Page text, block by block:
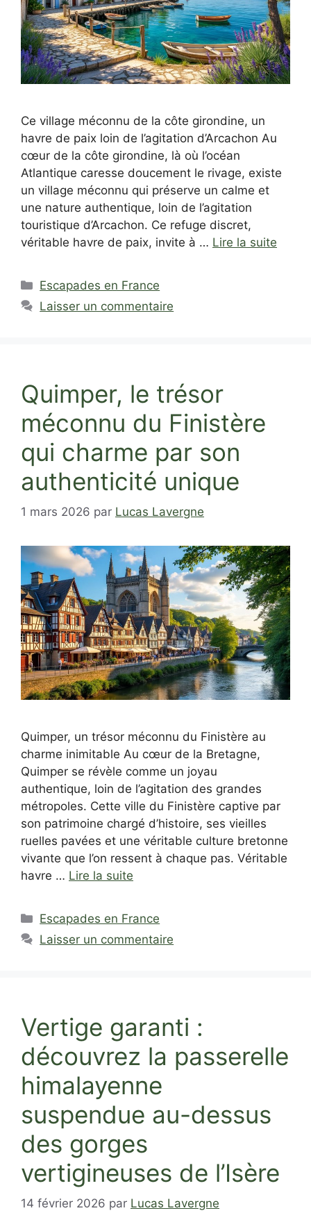
Ce village méconnu de la côte girondine, un
havre de paix loin de l’agitation d’Arcachon Au
cœur de la côte girondine, là où l’océan
Atlantique caresse doucement le rivage, existe
un village méconnu qui préserve un calme et
une nature authentique, loin de l’agitation
touristique d’Arcachon. Ce refuge discret,
véritable havre de paix, invite à … Lire la suite
Catégories
Escapades en France
Laisser un commentaire
Quimper, le trésor
méconnu du Finistère
qui charme par son
authenticité unique
1 mars 2026 par Lucas Lavergne
Quimper, un trésor méconnu du Finistère au
charme inimitable Au cœur de la Bretagne,
Quimper se révèle comme un joyau
authentique, loin de l’agitation des grandes
métropoles. Cette ville du Finistère captive par
son patrimoine chargé d’histoire, ses vieilles
ruelles pavées et une véritable culture bretonne
vivante que l’on ressent à chaque pas. Véritable
havre … Lire la suite
Catégories
Escapades en France
Laisser un commentaire
Vertige garanti :
découvrez la passerelle
himalayenne
suspendue au-dessus
des gorges
vertigineuses de l’Isère
14 février 2026 par Lucas Lavergne